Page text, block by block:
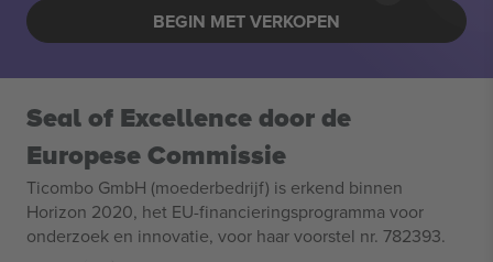
BEGIN MET VERKOPEN
Seal of Excellence door de
Europese Commissie
Ticombo GmbH (moederbedrijf) is erkend binnen
Horizon 2020, het EU-financieringsprogramma voor
onderzoek en innovatie, voor haar voorstel nr. 782393.